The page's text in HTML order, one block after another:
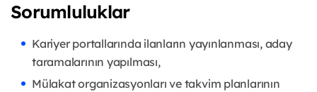
Sorumluluklar
Kariyer portallarında ilanların yayınlanması, aday
taramalarının yapılması,
Mülakat organizasyonları ve takvim planlarının